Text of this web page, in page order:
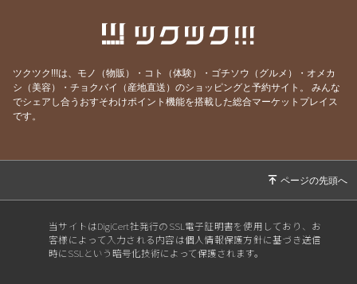
護師さんの動画紹介です）
GW明け明け1週間が過ぎました。やる気が出な
い本当の理由
2026/05/03「すみません」が口グセになっていませんか？
2026/04/27
2026/04/053日坊主は怠慢だから・・・ではありません！
2026/03/07もう「努力すること」は、やめましょう！
2026/02/08「もう歳だから…」は間違いです。
ツクツク!!!は、モノ（物販）・コト（体験）・ゴチソウ（グルメ）・オメカ
シ（美容）・チョクバイ（産地直送）のショッピングと予約サイト。
みんな
でシェアし合うおすそわけポイント機能を搭載した総合マーケットプレイス
です。
当サイトはDigiCert社発行のSSL電子証明書を使用しており、お
客様によって入力される内容は個人情報保護方針に基づき送信
時にSSLという暗号化技術によって保護されます。